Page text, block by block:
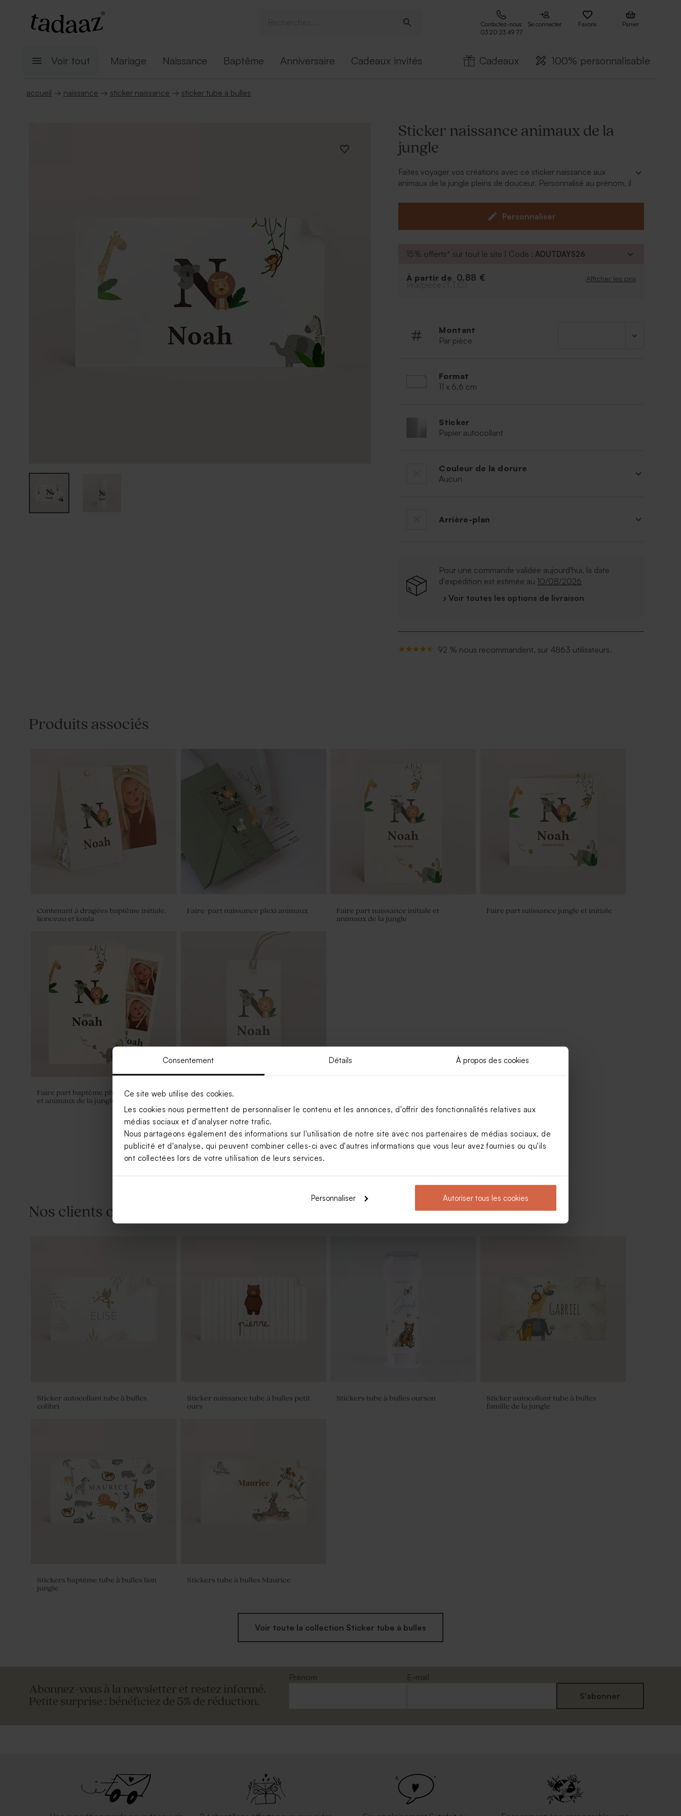
Consentement Détails À propos des cookies
Ce site web utilise des cookies.
Les cookies nous permettent de personnaliser le contenu et les annonces, d'offrir des fonctionnalités relatives aux
médias sociaux et d'analyser notre trafic.
Nous partageons également des informations sur l'utilisation de notre site avec nos partenaires de médias sociaux, de
publicité et d'analyse, qui peuvent combiner celles-ci avec d'autres informations que vous leur avez fournies ou qu'ils
ont collectées lors de votre utilisation de leurs services.
Personnaliser Autoriser tous les cookies
Contactez-nous
03 20 23 49 77
Se connecter Favoris Panier
Voir tout Mariage Naissance Baptême Anniversaire Cadeaux invités Cadeaux 100% personnalisable
accueil → naissance → sticker naissance → sticker tube à bulles
Sticker naissance animaux de la
jungle
Faites voyager vos créations avec ce sticker naissance aux
animaux de la jungle pleins de douceur. Personnalisé au prénom, il
une touche joyeuse et exotique.
Personnaliser
15% offerts* sur tout le site | Code :AOUTDAYS26
À partir de 0,88 € Afficher les prix
Prix/pièce (T.T.C.)
Montant
Par pièce
Format
11 x 6,6 cm
Sticker
Papier autocollant
Couleur de la dorure
Aucun
Arrière-plan
Pour une commande validée aujourd'hui, la date
d'expédition est estimée au 10/08/2026
› Voir toutes les options de livraison
92 % nous recommandent, sur 4863 utilisateurs.
Produits associés
Contenant à dragées baptême initiale,
lionceau et koala
Faire-part naissance plexi animaux
Faire part naissance initiale et
animaux de la jungle
Faire part naissance jungle et initiale
Faire part baptême photo avec initiale
et animaux de la jungle
Etiquette baptême initiale, lionceau et
Carte remerciement baptême
animaux de la jungle
Tube à bulles baptême vert eucalyptus
Boîte en velours baptême verte noeud
papillon avec gravure
Dragées baptême vert pastel 1 kg (±
Dragées baptême eucalyptus amande 1
kg (± 300 ex)
Contenant dragées baptême tissu vert
Voir +
Nos clients ont aussi aimé...
Sticker autocollant tube à bulles
colibri
Sticker naissance tube à bulles petit
ours
Stickers tube à bulles ourson
Sticker autocollant tube à bulles
famille de la jungle
Stickers baptême tube à bulles lion
jungle
Stickers tube à bulles Maurice
Voir toute la collection Sticker tube à bulles
Abonnez-vous à la newsletter et restez informé.
Petite surprise : bénéficiez de 5% de réduction.
Prénom
E-mail
S'abonner